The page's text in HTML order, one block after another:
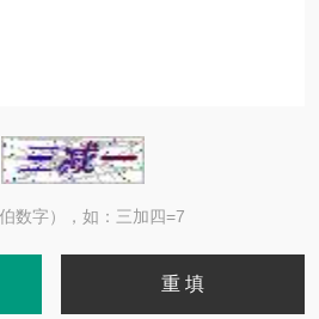
数字），如：三加四=7